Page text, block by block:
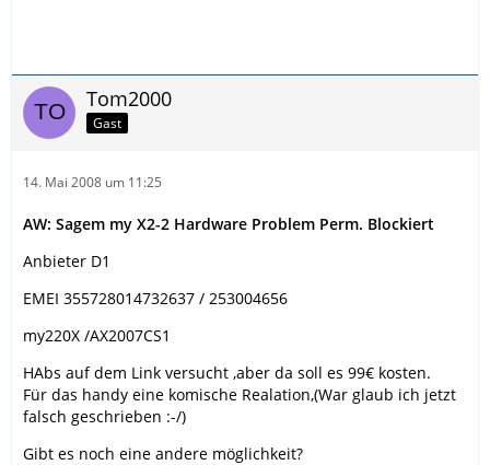
Tom2000
Gast
14. Mai 2008 um 11:25
AW: Sagem my X2-2 Hardware Problem Perm. Blockiert
Anbieter D1
EMEI 355728014732637 / 253004656
my220X /AX2007CS1
HAbs auf dem Link versucht ,aber da soll es 99€ kosten.
Für das handy eine komische Realation,(War glaub ich jetzt
falsch geschrieben :-/)
Gibt es noch eine andere möglichkeit?